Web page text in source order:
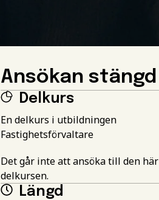
Ansökan stängd
Delkurs
En delkurs i utbildningen
Fastighetsförvaltare
Det går inte att ansöka till den här
delkursen.
Längd